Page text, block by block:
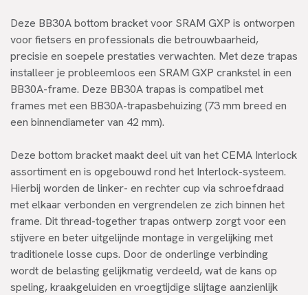
Deze BB30A bottom bracket voor SRAM GXP is ontworpen
voor fietsers en professionals die betrouwbaarheid,
precisie en soepele prestaties verwachten. Met deze trapas
installeer je probleemloos een SRAM GXP crankstel in een
BB30A-frame. Deze BB30A trapas is compatibel met
frames met een BB30A-trapasbehuizing (73 mm breed en
een binnendiameter van 42 mm).
Deze bottom bracket maakt deel uit van het CEMA Interlock
assortiment en is opgebouwd rond het Interlock-systeem.
Hierbij worden de linker- en rechter cup via schroefdraad
met elkaar verbonden en vergrendelen ze zich binnen het
frame. Dit thread-together trapas ontwerp zorgt voor een
stijvere en beter uitgelijnde montage in vergelijking met
traditionele losse cups. Door de onderlinge verbinding
wordt de belasting gelijkmatig verdeeld, wat de kans op
speling, kraakgeluiden en vroegtijdige slijtage aanzienlijk